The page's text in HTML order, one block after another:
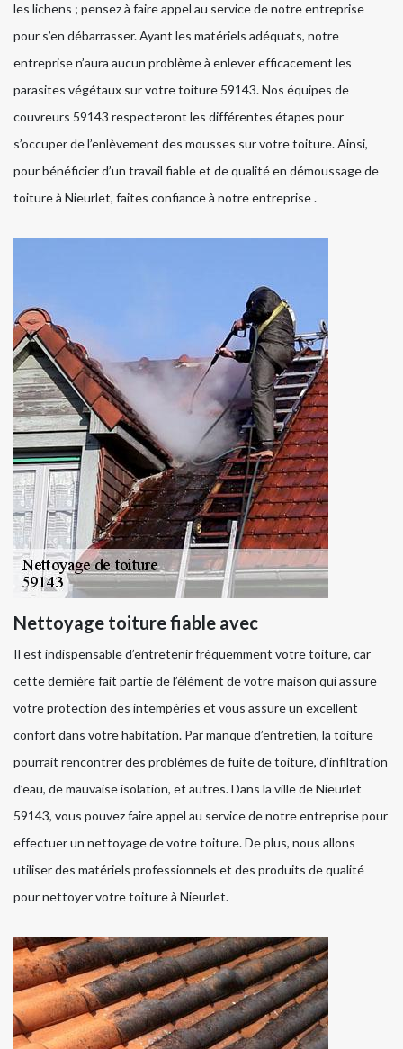
les lichens ; pensez à faire appel au service de notre entreprise
pour s’en débarrasser. Ayant les matériels adéquats, notre
entreprise n’aura aucun problème à enlever efficacement les
parasites végétaux sur votre toiture 59143. Nos équipes de
couvreurs 59143 respecteront les différentes étapes pour
s’occuper de l’enlèvement des mousses sur votre toiture. Ainsi,
pour bénéficier d’un travail fiable et de qualité en démoussage de
toiture à Nieurlet, faites confiance à notre entreprise .
Nettoyage toiture fiable avec
Il est indispensable d’entretenir fréquemment votre toiture, car
cette dernière fait partie de l’élément de votre maison qui assure
votre protection des intempéries et vous assure un excellent
confort dans votre habitation. Par manque d’entretien, la toiture
pourrait rencontrer des problèmes de fuite de toiture, d’infiltration
d’eau, de mauvaise isolation, et autres. Dans la ville de Nieurlet
59143, vous pouvez faire appel au service de notre entreprise pour
effectuer un nettoyage de votre toiture. De plus, nous allons
utiliser des matériels professionnels et des produits de qualité
pour nettoyer votre toiture à Nieurlet.